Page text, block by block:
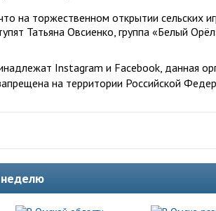
на торжественном открытии сельских
Татьяна Овсиенко, группа «Белый
Instagram и Facebook, данная
на территории Российской